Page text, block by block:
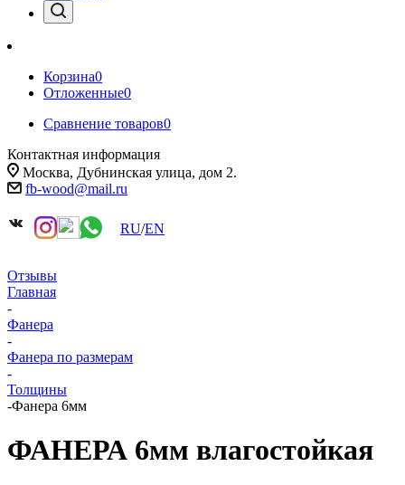
Корзина0
Отложенные0
Сравнение товаров0
Контактная информация
Москва, Дубнинская улица, дом 2.
fb-wood@mail.ru
RU/EN
Отзывы
Главная
-
Фанера
-
Фанера по размерам
-
Толщины
-Фанера 6мм
ФАНЕРА 6мм влагостойкая